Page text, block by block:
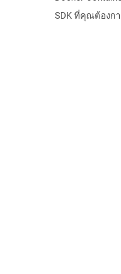
SDK ที่คุณต้องก